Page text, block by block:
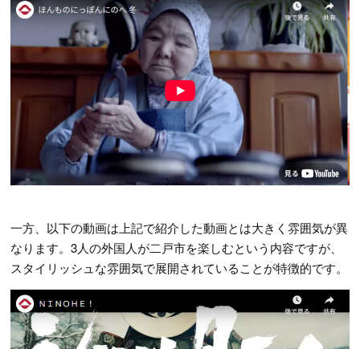
一方、以下の動画は上記で紹介した動画とは大きく雰囲気が異
なります。3人の外国人が二戸市を楽しむという内容ですが、
スタイリッシュな雰囲気で展開されていることが特徴的です。